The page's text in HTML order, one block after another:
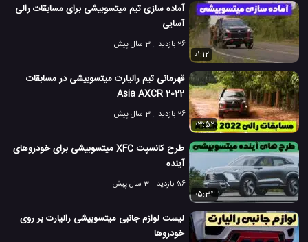
آماده سازی تیم میتسوبیشی برای مسابقات رالی
آسایی
26 بازدید
3 سال پیش
01:12
قهرمانی تیم رالیارت میتسوبیشی در مسابقات
Asia AXCR 2022
26 بازدید
3 سال پیش
03:52
طرح کانسپت XFC میتسوبیشی برای خودروهای
آینده
56 بازدید
3 سال پیش
05:34
لیست لوازم جانبی میتسوبیشی رالیارت بر روی
خودروها